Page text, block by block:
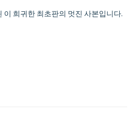
이 희귀한 최초판의 멋진 사본입니다.